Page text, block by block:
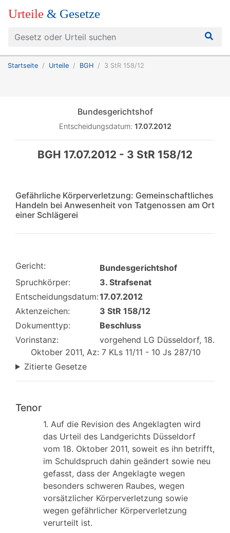
Urteile & Gesetze
Startseite Urteile BGH 3 StR 158/12
Bundesgerichtshof
Entscheidungsdatum: 17.07.2012
BGH 17.07.2012 - 3 StR 158/12
Gefährliche Körperverletzung: Gemeinschaftliches
Handeln bei Anwesenheit von Tatgenossen am Ort
einer Schlägerei
Gericht:
Bundesgerichtshof
Spruchkörper:
3. Strafsenat
Entscheidungsdatum:17.07.2012
Aktenzeichen:
3 StR 158/12
Dokumenttyp:
Beschluss
Vorinstanz:
vorgehend LG Düsseldorf, 18.
Oktober 2011, Az: 7 KLs 11/11 - 10 Js 287/10
Zitierte Gesetze
Tenor
1. Auf die Revision des Angeklagten wird
das Urteil des Landgerichts Düsseldorf
vom 18. Oktober 2011, soweit es ihn betrifft,
im Schuldspruch dahin geändert sowie neu
gefasst, dass der Angeklagte wegen
besonders schweren Raubes, wegen
vorsätzlicher Körperverletzung sowie
wegen gefährlicher Körperverletzung
verurteilt ist.